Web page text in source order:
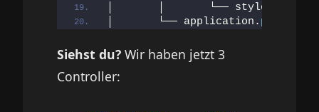
│       │       └── style.
│       └── application.
Siehst du? Wir haben jetzt 3
Controller: